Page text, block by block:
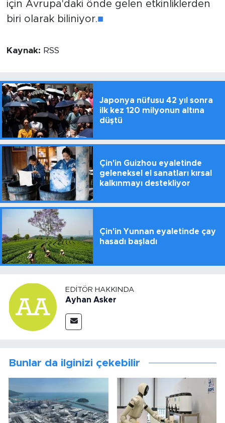
için Avrupa'daki önde gelen etkinliklerden
biri olarak biliniyor.■
Kaynak: RSS
Japonya nüfusu 42 yıl sonra
ilk kez 120 milyonun altına
düştü
Çin'in Guizhou eyaletinde
geleneksel el sanatları kırsal
kalkınmayı destekliyor
Çin'in Yunnan eyaletinde çay
hasadı başladı
EDITÖR HAKKINDA
Ayhan Asker
Bunlar da ilginizi çekebilir